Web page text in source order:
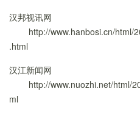
汉邦视讯网
http://www.hanbosi.cn/html/
.html
汉江新闻网
http://www.nuozhi.net/html/
ml